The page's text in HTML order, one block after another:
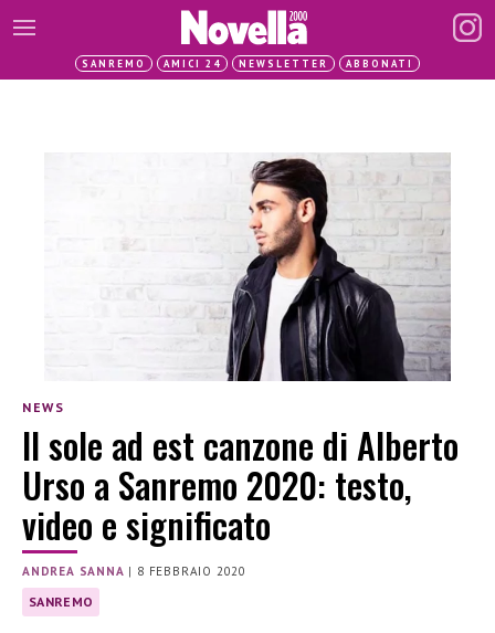
SANREMO AMICI 24 NEWSLETTER ABBONATI
NEWS
Il sole ad est canzone di Alberto
Urso a Sanremo 2020: testo,
video e significato
ANDREA SANNA | 8 FEBBRAIO 2020
SANREMO